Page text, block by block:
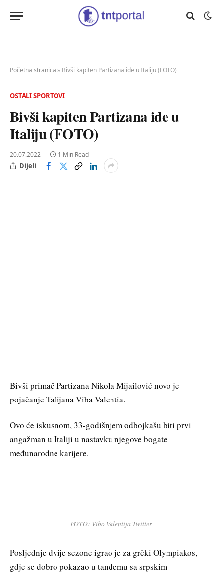
Početna stranica » Bivši kapiten Partizana ide u Italiju (FOTO)
OSTALI SPORTOVI
Bivši kapiten Partizana ide u
Italiju (FOTO)
20.07.2022 1 Min Read
Dijeli
Bivši primač Partizana Nikola Mijailović novo je
pojačanje Talijana Viba Valentia.
Ovo će iskusnom, 33-godišnjem odbojkašu biti prvi
angažman u Italiji u nastavku njegove bogate
međunarodne karijere.
FOTO: Vibo Valentija Twitter
Posljednje dvije sezone igrao je za grčki Olympiakos,
gdje se dobro pokazao u tandemu sa srpskim